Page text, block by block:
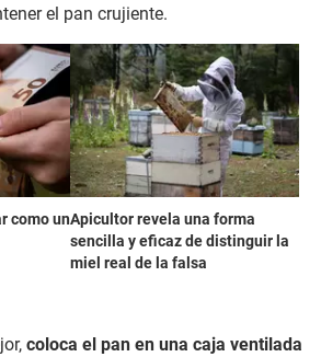
el pan crujiente.
como unApicultor revela una forma
sencilla y eficaz de distinguir la
miel real de la falsa
coloca el pan en una caja ventilada